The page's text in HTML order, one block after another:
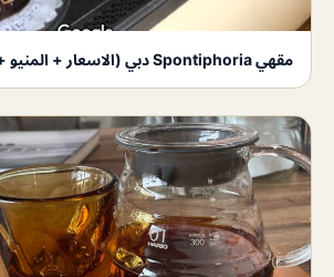
مقهي Spontiphoria دبي (الاسعار + المنيو + الموقع)